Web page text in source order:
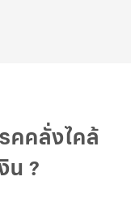
คคลั่งไคล้
น ?